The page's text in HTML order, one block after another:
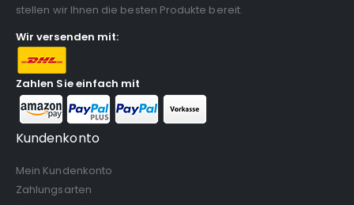
stellen wir Ihnen die besten Produkte bereit.
Wir versenden mit:
Zahlen Sie einfach mit
Kundenkonto
Mein Kundenkonto
Zahlungsarten